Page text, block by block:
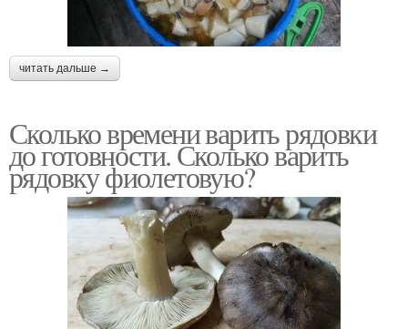
читать дальше →
Сколько времени варить рядовки
до готовности. Сколько варить
рядовку фиолетовую?